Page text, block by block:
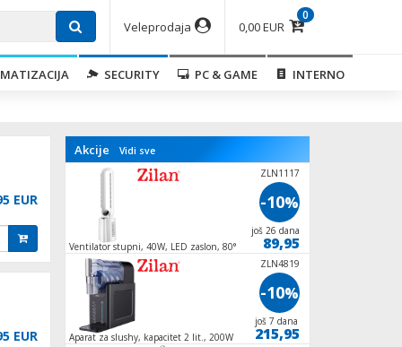
0,00 EUR
0
Veleprodaja
SECURITY PC & GAME
INTERNO
EUR
EUR
Akcije Vidi sve
-10
još 26 dana
62,95
MF 2216ASL
53,95
Ventilator stupni, 40W, LED zaslon, 80°
oscilacija
ZLN1117
-10%
još 26 dana
89,95
Aparat za slushy, kapacitet 2 lit., 200W
ZLN4819
-10%
još 7 dana
215,95